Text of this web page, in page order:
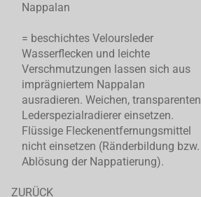
Nappalan
= beschichtes Veloursleder
Wasserflecken und leichte
Verschmutzungen lassen sich aus
imprägniertem Nappalan
ausradieren. Weichen, transparenten
Lederspezialradierer einsetzen.
Flüssige Fleckenentfernungsmittel
nicht einsetzen (Ränderbildung bzw.
Ablösung der Nappatierung).
ZURÜCK